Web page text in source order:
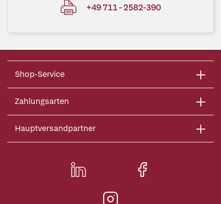
+49 711 - 2582-390
Shop-Service
Zahlungsarten
Hauptversandpartner